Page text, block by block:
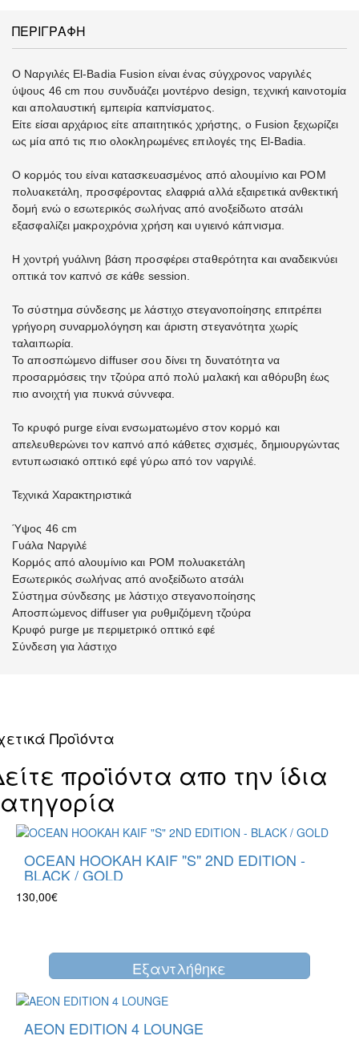
ΠΕΡΙΓΡΑΦΗ
Ο Ναργιλές El-Badia Fusion είναι ένας σύγχρονος ναργιλές
ύψους 46 cm που συνδυάζει μοντέρνο design, τεχνική καινοτομία
και απολαυστική εμπειρία καπνίσματος.
Είτε είσαι αρχάριος είτε απαιτητικός χρήστης, ο Fusion ξεχωρίζει
ως μία από τις πιο ολοκληρωμένες επιλογές της El-Badia.
Ο κορμός του είναι κατασκευασμένος από αλουμίνιο και POM
πολυακετάλη, προσφέροντας ελαφριά αλλά εξαιρετικά ανθεκτική
δομή ενώ ο εσωτερικός σωλήνας από ανοξείδωτο ατσάλι
εξασφαλίζει μακροχρόνια χρήση και υγιεινό κάπνισμα.
Η χοντρή γυάλινη βάση προσφέρει σταθερότητα και αναδεικνύει
οπτικά τον καπνό σε κάθε session.
Το σύστημα σύνδεσης με λάστιχο στεγανοποίησης επιτρέπει
γρήγορη συναρμολόγηση και άριστη στεγανότητα χωρίς
ταλαιπωρία.
Το αποσπώμενο diffuser σου δίνει τη δυνατότητα να
προσαρμόσεις την τζούρα από πολύ μαλακή και αθόρυβη έως
πιο ανοιχτή για πυκνά σύννεφα.
Το κρυφό purge είναι ενσωματωμένο στον κορμό και
απελευθερώνει τον καπνό από κάθετες σχισμές, δημιουργώντας
εντυπωσιακό οπτικό εφέ γύρω από τον ναργιλέ.
Τεχνικά Χαρακτηριστικά
Ύψος 46 cm
Γυάλα Ναργιλέ
Κορμός από αλουμίνιο και POM πολυακετάλη
Εσωτερικός σωλήνας από ανοξείδωτο ατσάλι
Σύστημα σύνδεσης με λάστιχο στεγανοποίησης
Αποσπώμενος diffuser για ρυθμιζόμενη τζούρα
Κρυφό purge με περιμετρικό οπτικό εφέ
Σύνδεση για λάστιχο
Προϊόντα
προϊόντα απο την ίδια
OCEAN HOOKAH KAIF "S" 2ND EDITION -
BLACK / GOLD
130,00€
Eξαντλήθηκε
AEON EDITION 4 LOUNGE